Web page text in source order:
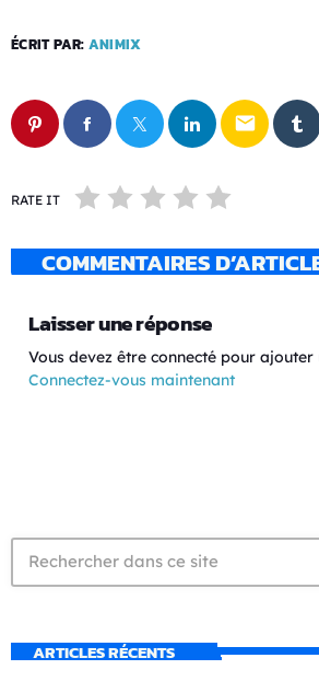
ÉCRIT PAR: ANIMIX
email
RATE IT
COMMENTAIRES
Laisser une réponse
Vous devez être connecté pour
Connectez-vous maintenant
ARTICLES RÉCENTS